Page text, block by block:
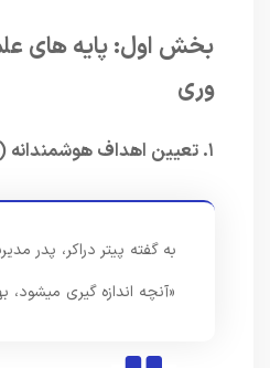
بخش اول: پایه های
وری
به گفته پیتر دراکر، پدر
«آنچه اندازه گیری میشود،